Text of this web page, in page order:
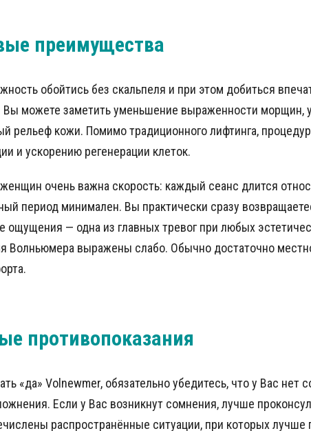
преимущества
обойтись без скальпеля и при этом добиться
можете заметить уменьшение выраженности морщин,
рельеф кожи. Помимо традиционного лифтинга,
и ускорению регенерации клеток.
очень важна скорость: каждый сеанс длится
период минимален. Вы практически сразу
ощущения — одна из главных тревог при любых
Волньюмера выражены слабо. Обычно достаточно
противопоказания
«да» Volnewmer, обязательно убедитесь, что у Вас нет
Если у Вас возникнут сомнения, лучше
распространённые ситуации, при которых лучше